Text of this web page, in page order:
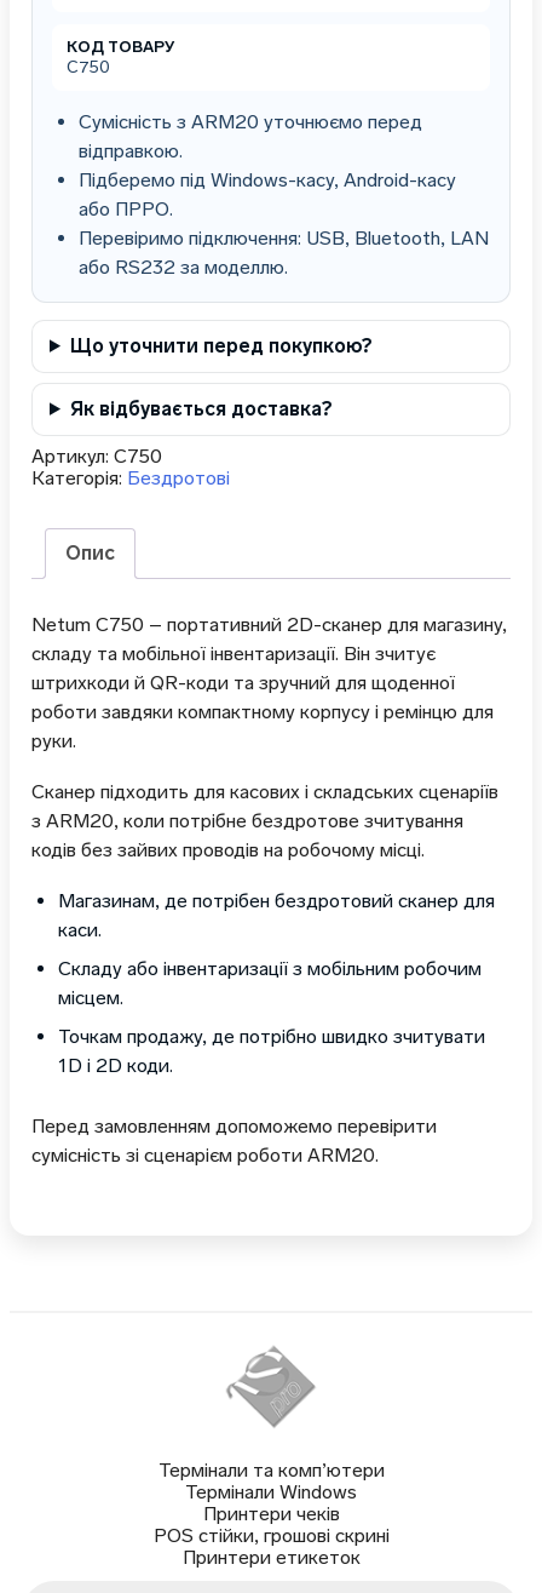
КОД ТОВАРУ
C750
Сумісність з ARM20 уточнюємо перед
відправкою.
Підберемо під Windows-касу, Android-касу
або ПРРО.
Перевіримо підключення: USB, Bluetooth, LAN
або RS232 за моделлю.
Що уточнити перед покупкою?
Як відбувається доставка?
Артикул: C750
Категорія: Бездротові
Опис
Netum C750 – портативний 2D-сканер для магазину,
складу та мобільної інвентаризації. Він зчитує
штрихкоди й QR-коди та зручний для щоденної
роботи завдяки компактному корпусу і ремінцю для
руки.
Сканер підходить для касових і складських сценаріїв
з ARM20, коли потрібне бездротове зчитування
кодів без зайвих проводів на робочому місці.
Магазинам, де потрібен бездротовий сканер для
каси.
Складу або інвентаризації з мобільним робочим
місцем.
Точкам продажу, де потрібно швидко зчитувати
1D і 2D коди.
Перед замовленням допоможемо перевірити
сумісність зі сценарієм роботи ARM20.
Термінали та комп’ютери
Термінали Windows
Принтери чеків
POS стійки, грошові скрині
Принтери етикеток